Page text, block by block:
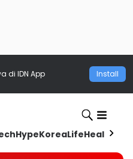
di IDN App Install
HypeKoreaLifeHealth